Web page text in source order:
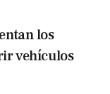
los
vehículos